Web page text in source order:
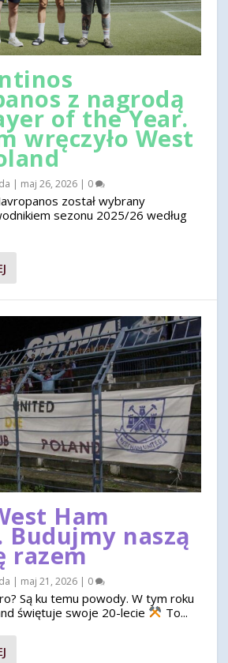
z nagrodą
of the Year.
wręczyło West
| maj 26, 2026 | 0
został wybrany
sezonu 2025/26 według
Ham
Budujmy naszą
razem
| maj 21, 2026 | 0
Są ku temu powody. W tym roku
świętuje swoje 20-lecie
To...